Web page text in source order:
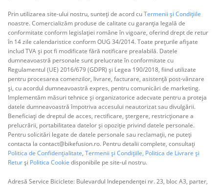
Prin utilizarea site-ului nostru, sunteți de acord cuTermenii și Condițiile
noastre. Comercializăm produse de calitate cu garanția legală de
conformitate conform legislației române în vigoare, oferind drept de retur
în 14 zile calendaristice conform OUG 34/2014. Toate prețurile afișate
includ TVA și pot fi modificate fără notificare prealabilă. Datele
dumneavoastră personale sunt prelucrate în conformitate cu
Regulamentul (UE) 2016/679 (GDPR) și Legea 190/2018, fiind utilizate
pentru procesarea comenzilor, livrare, facturare, asistență post-vânzare
și, cu acordul dumneavoastră expres, pentru comunicări de marketing.
Implementăm măsuri tehnice și organizatorice adecvate pentru a proteja
datele dumneavoastră împotriva accesului neautorizat sau divulgării.
Beneficiați de dreptul de acces, rectificare, ștergere, restricționare a
prelucrării, portabilitatea datelor și opoziție privind datele personale.
Pentru solicitări legate de datele personale sau reclamații, ne puteți
contacta la contact@bikefusion.ro. Pentru detalii complete, consultați
Politica de Confidențialitate, Termenii și Condițiile, Politica de Livrare și
Returși Politica Cookie disponibile pe site-ul nostru.
Adresă Service Biciclete: Bulevardul Independenței nr. 23, bloc A3, parter,